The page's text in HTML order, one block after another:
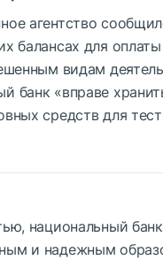
агентство
балансах для
видам
банк «вправе
средств для
национальный
и надежным